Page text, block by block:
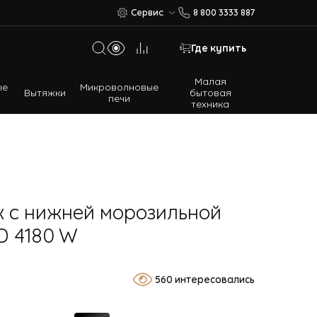
Сервис 8 800 3333 887
Где купить
Вытяжки Микроволновые
печи
Малая
бытовая
техника
Многодверные холодильники
с нижней морозильной
4180 W
560 интересовались